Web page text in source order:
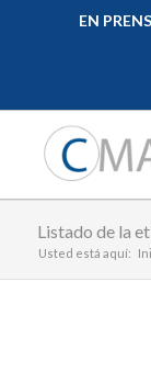
EN
Listado de la
Usted está aquí: